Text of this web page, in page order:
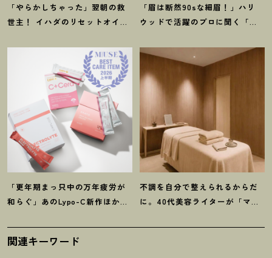
「やらかしちゃった」翌朝の救
世主 ！
イハダのリセットオイル
「眉は断然90sな細眉 ！ 」ハリ
ウッドで活躍のプロに聞く「本
ク】3選
「更年期まっ只中の万年疲労が
和らぐ」あのLypo-C新作ほか40
選
不調を自分で整えられるからだ
に。40代美容ライターが「マイ
験！
関連キーワード